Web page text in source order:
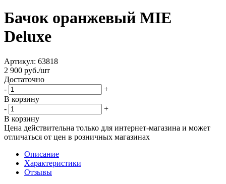
Бачок оранжевый MIE
Deluxe
Артикул: 63818
2 900 руб./шт
Достаточно
-
+
В корзину
-
+
В корзину
Цена действительна только для интернет-магазина и может
отличаться от цен в розничных магазинах
Описание
Характеристики
Отзывы